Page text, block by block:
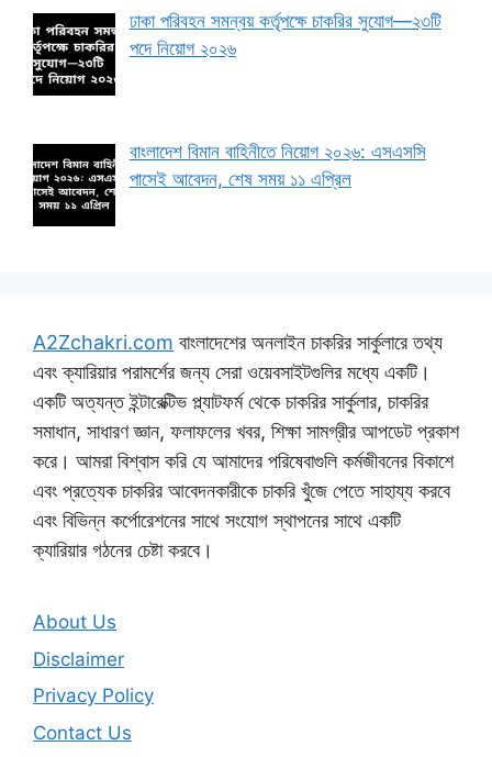
ঢাকা পরিবহন সমন্বয় কর্তৃপক্ষে চাকরির সুযোগ—২৩টি
পদে নিয়োগ ২০২৬
বাংলাদেশ বিমান বাহিনীতে নিয়োগ ২০২৬: এসএসসি
পাসেই আবেদন, শেষ সময় ১১ এপ্রিল
A2Zchakri.com বাংলাদেশের অনলাইন চাকরির সার্কুলারে তথ্য
এবং ক্যারিয়ার পরামর্শের জন্য সেরা ওয়েবসাইটগুলির মধ্যে একটি।
একটি অত্যন্ত ইন্টারেক্টিভ প্ল্যাটফর্ম থেকে চাকরির সার্কুলার, চাকরির
সমাধান, সাধারণ জ্ঞান, ফলাফলের খবর, শিক্ষা সামগ্রীর আপডেট প্রকাশ
করে। আমরা বিশ্বাস করি যে আমাদের পরিষেবাগুলি কর্মজীবনের বিকাশে
এবং প্রত্যেক চাকরির আবেদনকারীকে চাকরি খুঁজে পেতে সাহায্য করবে
এবং বিভিন্ন কর্পোরেশনের সাথে সংযোগ স্থাপনের সাথে একটি
ক্যারিয়ার গঠনের চেষ্টা করবে।
About Us
Disclaimer
Privacy Policy
Contact Us